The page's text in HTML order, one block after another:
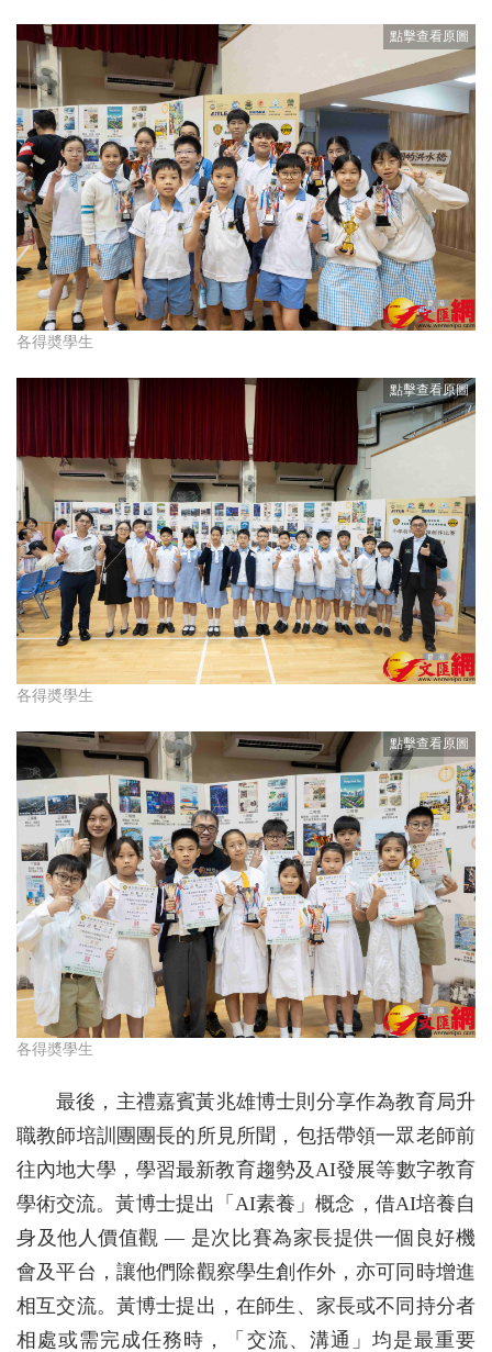
各得奬學生
各得奬學生
各得奬學生
最後，主禮嘉賓黃兆雄博士則分享作為教育局升
職教師培訓團團長的所見所聞，包括帶領一眾老師前
往內地大學，學習最新教育趨勢及AI發展等數字教育
學術交流。黃博士提出「AI素養」概念，借AI培養自
身及他人價值觀 — 是次比賽為家長提供一個良好機
會及平台，讓他們除觀察學生創作外，亦可同時增進
相互交流。黃博士提出，在師生、家長或不同持分者
相處或需完成任務時，「交流、溝通」均是最重要